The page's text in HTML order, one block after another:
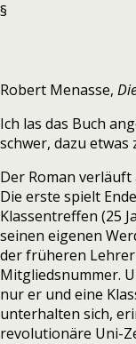
§
Robert Menasse,
Ich las das Buch
schwer, dazu etwas
Der Roman
Die erste spielt
Klassentreffen (25
seinen eigenen
der früheren
Mitgliedsnummer.
nur er und eine
unterhalten sich,
revolutionäre Uni-